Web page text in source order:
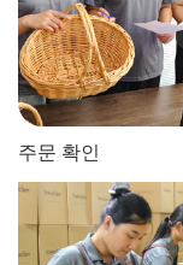
주문 확인